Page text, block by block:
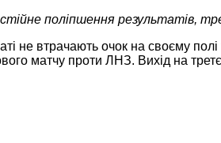
поліпшення результатів,
не втрачають очок на своєму
матчу проти ЛНЗ. Вихід на